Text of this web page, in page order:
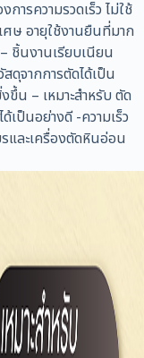
ารความรวดเร็ว ไม่ใช้
ษ อายุใช้งานยืนที่มาก
ชิ้นงานเรียบเนียน
ดุจากการตัดได้เป็น
ขึ้น – เหมาะสำหรับ ตัด
ป็นอย่างดี -ความเร็ว
และเครื่องตัดหินอ่อน